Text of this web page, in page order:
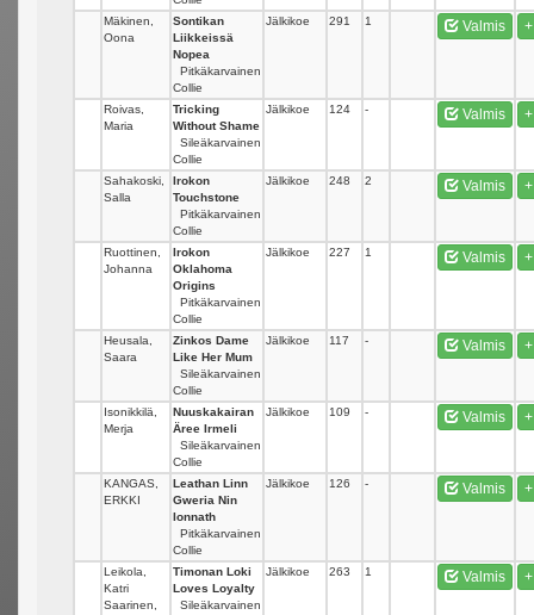
Mäkinen,
Oona
Sontikan
Liikkeissä
Nopea
Pitkäkarvainen
Collie
Jälkikoe 291 1 Valmis +
Roivas,
Maria
Tricking
Without Shame
Sileäkarvainen
Collie
Jälkikoe 124 - Valmis +
Sahakoski,
Salla
Irokon
Touchstone
Pitkäkarvainen
Collie
Jälkikoe 248 2 Valmis +
Ruottinen,
Johanna
Irokon
Oklahoma
Origins
Pitkäkarvainen
Collie
Jälkikoe 227 1 Valmis +
Heusala,
Saara
Zinkos Dame
Like Her Mum
Sileäkarvainen
Collie
Jälkikoe 117 - Valmis +
Isonikkilä,
Merja
Nuuskakairan
Äree Irmeli
Sileäkarvainen
Collie
Jälkikoe 109 - Valmis +
KANGAS,
ERKKI
Leathan Linn
Gweria Nin
Ionnath
Pitkäkarvainen
Collie
Jälkikoe 126 - Valmis +
Leikola,
Katri
Saarinen,
Timonan Loki
Loves Loyalty
Sileäkarvainen
Jälkikoe 263 1 Valmis +